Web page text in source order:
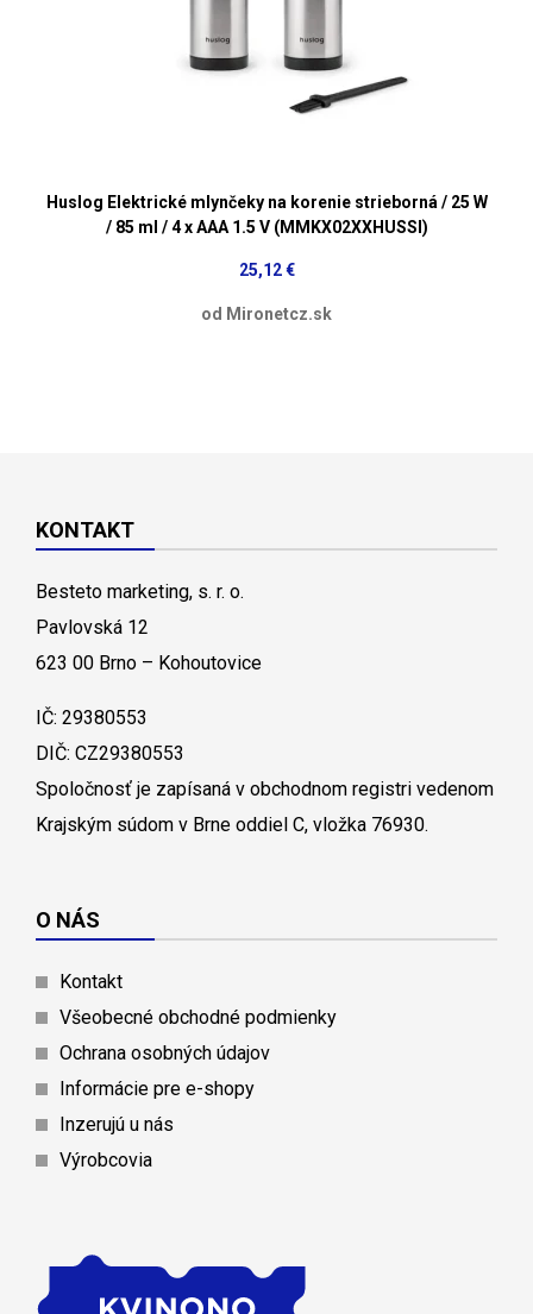
Huslog Elektrické mlynčeky na korenie strieborná / 25 W
/ 85 ml / 4 x AAA 1.5 V (MMKX02XXHUSSI)
25,12 €
od Mironetcz.sk
KONTAKT
Besteto marketing, s. r. o.
Pavlovská 12
623 00 Brno – Kohoutovice
IČ: 29380553
DIČ: CZ29380553
Spoločnosť je zapísaná v obchodnom registri vedenom
Krajským súdom v Brne oddiel C, vložka 76930.
O NÁS
Kontakt
Všeobecné obchodné podmienky
Ochrana osobných údajov
Informácie pre e-shopy
Inzerujú u nás
Výrobcovia